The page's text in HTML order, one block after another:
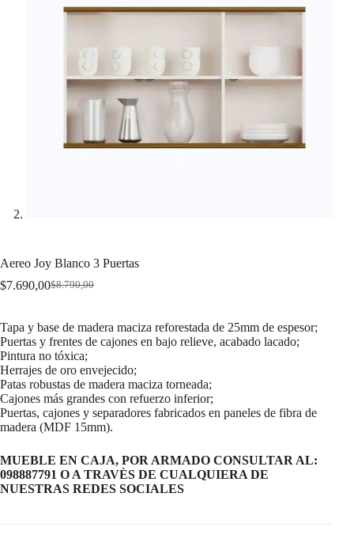
Aereo Joy Blanco 3 Puertas
$8.790,00
Original
was:
$8.790,00.
$7.690,00Current
$7.690,00.
Tapa y base de madera maciza reforestada de 25mm de espesor;
Puertas y frentes de cajones en bajo relieve, acabado lacado;
Pintura no tóxica;
Herrajes de oro envejecido;
Patas robustas de madera maciza torneada;
Cajones más grandes con refuerzo inferior;
Puertas, cajones y separadores fabricados en paneles de fibra de
madera (MDF 15mm).
MUEBLE EN CAJA, POR ARMADO CONSULTAR AL:
098887791 O A TRAVÈS DE CUALQUIERA DE
NUESTRAS REDES SOCIALES